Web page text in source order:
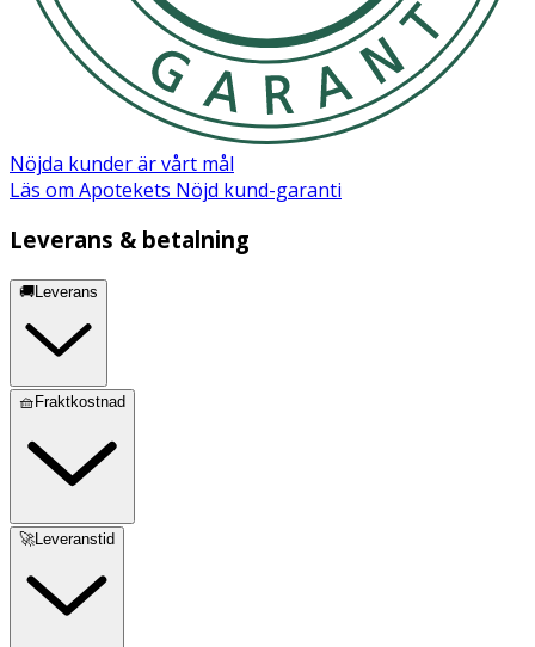
Förvaras utom räckhåll för djur när den inte används.
Nöjda kunder är vårt mål
Läs om Apotekets Nöjd kund-garanti
Leverans & betalning
🚚Leverans
🧺Fraktkostnad
🚀Leveranstid